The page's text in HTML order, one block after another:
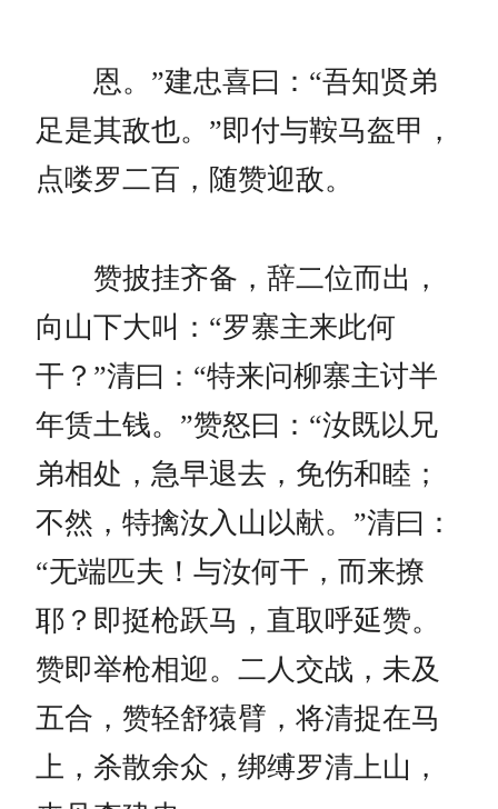
恩。”建忠喜曰：“吾知贤弟
足是其敌也。”即付与鞍马盔甲，
点喽罗二百，随赞迎敌。
赞披挂齐备，辞二位而出，
向山下大叫：“罗寨主来此何
干？”清曰：“特来问柳寨主讨半
年赁土钱。”赞怒曰：“汝既以兄
弟相处，急早退去，免伤和睦；
不然，特擒汝入山以献。”清曰：
“无端匹夫！与汝何干，而来撩
耶？即挺枪跃马，直取呼延赞。
赞即举枪相迎。二人交战，未及
五合，赞轻舒猿臂，将清捉在马
上，杀散余众，绑缚罗清上山，